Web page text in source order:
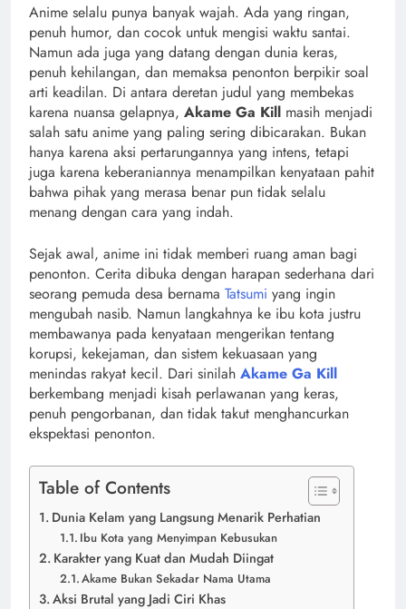
Anime selalu punya banyak wajah. Ada yang ringan,
penuh humor, dan cocok untuk mengisi waktu santai.
Namun ada juga yang datang dengan dunia keras,
penuh kehilangan, dan memaksa penonton berpikir soal
arti keadilan. Di antara deretan judul yang membekas
karena nuansa gelapnya, Akame Ga Kill masih menjadi
salah satu anime yang paling sering dibicarakan. Bukan
hanya karena aksi pertarungannya yang intens, tetapi
juga karena keberaniannya menampilkan kenyataan pahit
bahwa pihak yang merasa benar pun tidak selalu
menang dengan cara yang indah.
Sejak awal, anime ini tidak memberi ruang aman bagi
penonton. Cerita dibuka dengan harapan sederhana dari
seorang pemuda desa bernama Tatsumi yang ingin
mengubah nasib. Namun langkahnya ke ibu kota justru
membawanya pada kenyataan mengerikan tentang
korupsi, kekejaman, dan sistem kekuasaan yang
menindas rakyat kecil. Dari sinilah Akame Ga Kill
berkembang menjadi kisah perlawanan yang keras,
penuh pengorbanan, dan tidak takut menghancurkan
ekspektasi penonton.
Table of Contents
Dunia Kelam yang Langsung Menarik Perhatian
Ibu Kota yang Menyimpan Kebusukan
Karakter yang Kuat dan Mudah Diingat
Akame Bukan Sekadar Nama Utama
Aksi Brutal yang Jadi Ciri Khas